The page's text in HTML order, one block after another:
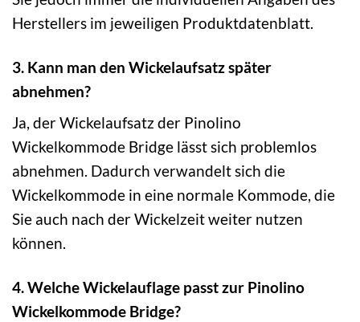
Herstellers im jeweiligen Produktdatenblatt.
3. Kann man den Wickelaufsatz später
abnehmen?
Ja, der Wickelaufsatz der Pinolino
Wickelkommode Bridge lässt sich problemlos
abnehmen. Dadurch verwandelt sich die
Wickelkommode in eine normale Kommode, die
Sie auch nach der Wickelzeit weiter nutzen
können.
4. Welche Wickelauflage passt zur Pinolino
Wickelkommode Bridge?